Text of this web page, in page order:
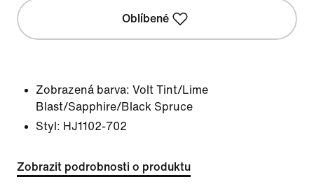
Oblíbené
Zobrazená barva: Volt Tint/Lime
Blast/Sapphire/Black Spruce
Styl: HJ1102-702
Zobrazit podrobnosti o produktu